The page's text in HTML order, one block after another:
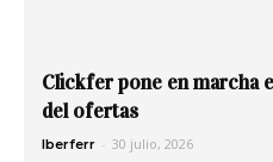
Clickfer pone en marcha
del ofertas
Iberferr - 30 julio, 2026